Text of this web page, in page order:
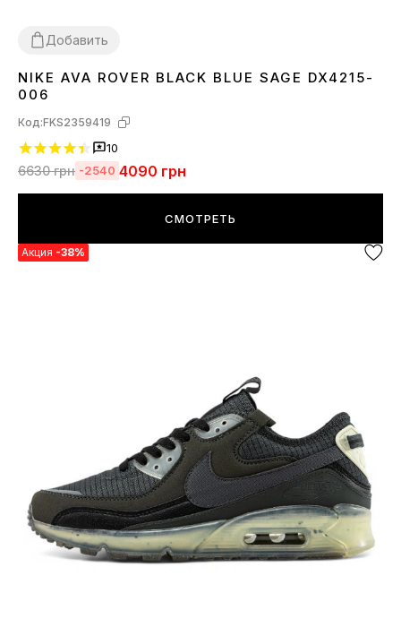
Добавить
4142 43 4445
NIKE AVA ROVER BLACK BLUE SAGE DX4215-
006
Код:FKS2359419
10
6630грн -2540 4090 грн
СМОТРЕТЬ
Акция -38%